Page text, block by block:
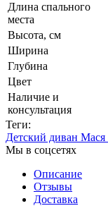
Длина спального
места
Высота, см
Ширина
Глубина
Цвет
Наличие и
консультация
Теги:
Детский диван Мася
Мы в соцсетях
Описание
Отзывы
Доставка